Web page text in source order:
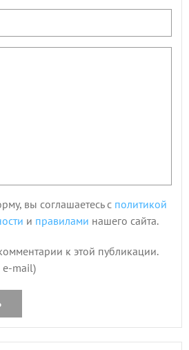
вы соглашаетесь с политикой
и правилами нашего сайта.
к этой публикации.
e-mail)